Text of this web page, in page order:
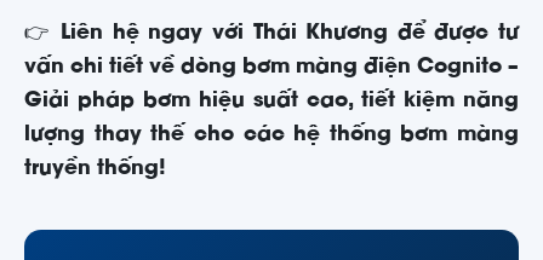
👉
Liên hệ ngay với Thái Khương để được tư
vấn chi tiết về dòng bơm màng điện Cognito –
Giải pháp bơm hiệu suất cao, tiết kiệm năng
lượng thay thế cho các hệ thống bơm màng
truyền thống!